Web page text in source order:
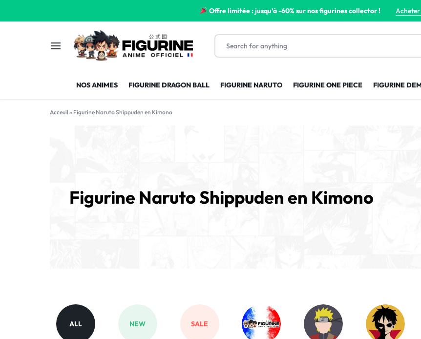
Offre limitée : jusqu’à -60% sur nos figurines collector !
FRANCE
FRANCE
NOS ANIMES FIGURINE DRAGON BALL FIGURINE NARUTO FIGURINE ONE PIECE FIGURINE
Acceuil » Figurine Naruto Shippuden en Kimono
Figurine Naruto Shippuden en Kimono
ALL NEW SALE